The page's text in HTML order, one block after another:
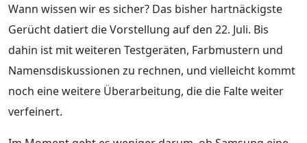
Wann wissen wir es sicher? Das bisher hartnäckigste
Gerücht datiert die Vorstellung auf den 22. Juli. Bis
dahin ist mit weiteren Testgeräten, Farbmustern und
Namensdiskussionen zu rechnen, und vielleicht kommt
noch eine weitere Überarbeitung, die die Falte weiter
verfeinert.